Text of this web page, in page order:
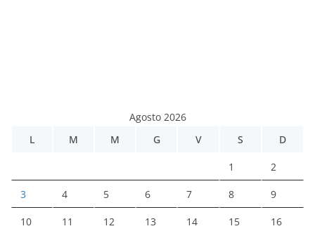
Agosto 2026
L
M M G V S D
1 2
3 4 5 6 7 8 9
10 11 12 13 14 15 16